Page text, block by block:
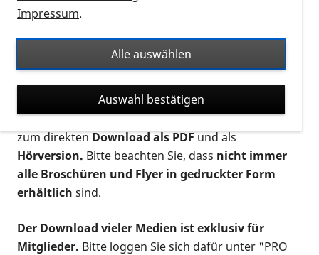
Auf dieser Seite finden Sie sämtliches Infomaterial
Ort. Nutzen Sie den Formatfilter, um ausschließlich
nach Flyern und Broschüren, Audios oder Videos zu
suchen. Die meisten Flyer und Broschüren werden in
verschiedenen Formaten angeboten: zur
postalischen Bestellung als gedruckte Variante
zum direktenDownload als PDFund als
Hörversion. Bitte beachten Sie, dass nicht immer
alle Broschüren und Flyer in gedruckter Form
erhältlich sind.
Der Download vieler Medien ist exklusiv für
Mitglieder. Bitte loggen Sie sich dafür unter "PRO
Impressum.
Alle auswählen
Auswahl bestätigen